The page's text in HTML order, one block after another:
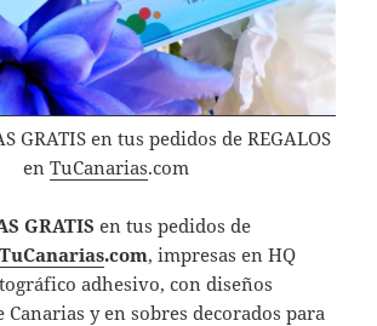
GRATIS en tus pedidos de REGALOS
en TuCanarias.com
GRATIS en tus pedidos de
TuCanarias.com, impresas en HQ
adhesivo, con diseños
Canarias y en sobres decorados para